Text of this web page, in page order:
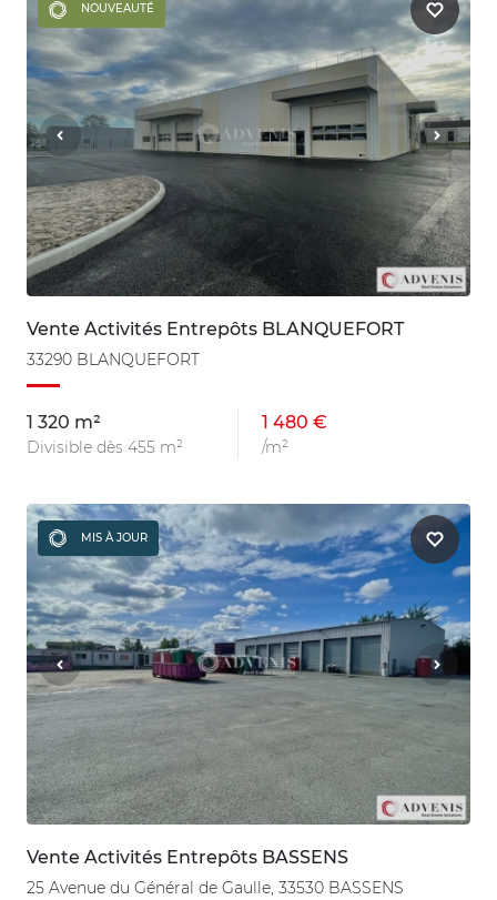
NOUVEAUTÉ
Vente Activités Entrepôts BLANQUEFORT
33290 BLANQUEFORT
1 320 m²
Divisible dès 455 m²
1 480 €
/m²
MIS À JOUR
Vente Activités Entrepôts BASSENS
25 Avenue du Général de Gaulle, 33530 BASSENS